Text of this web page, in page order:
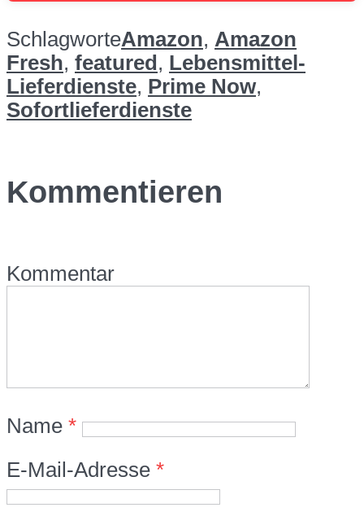
SchlagworteAmazon, Amazon
Fresh, featured, Lebensmittel-
Lieferdienste, Prime Now,
Sofortlieferdienste
Kommentieren
Kommentar
Name *
E-Mail-Adresse *